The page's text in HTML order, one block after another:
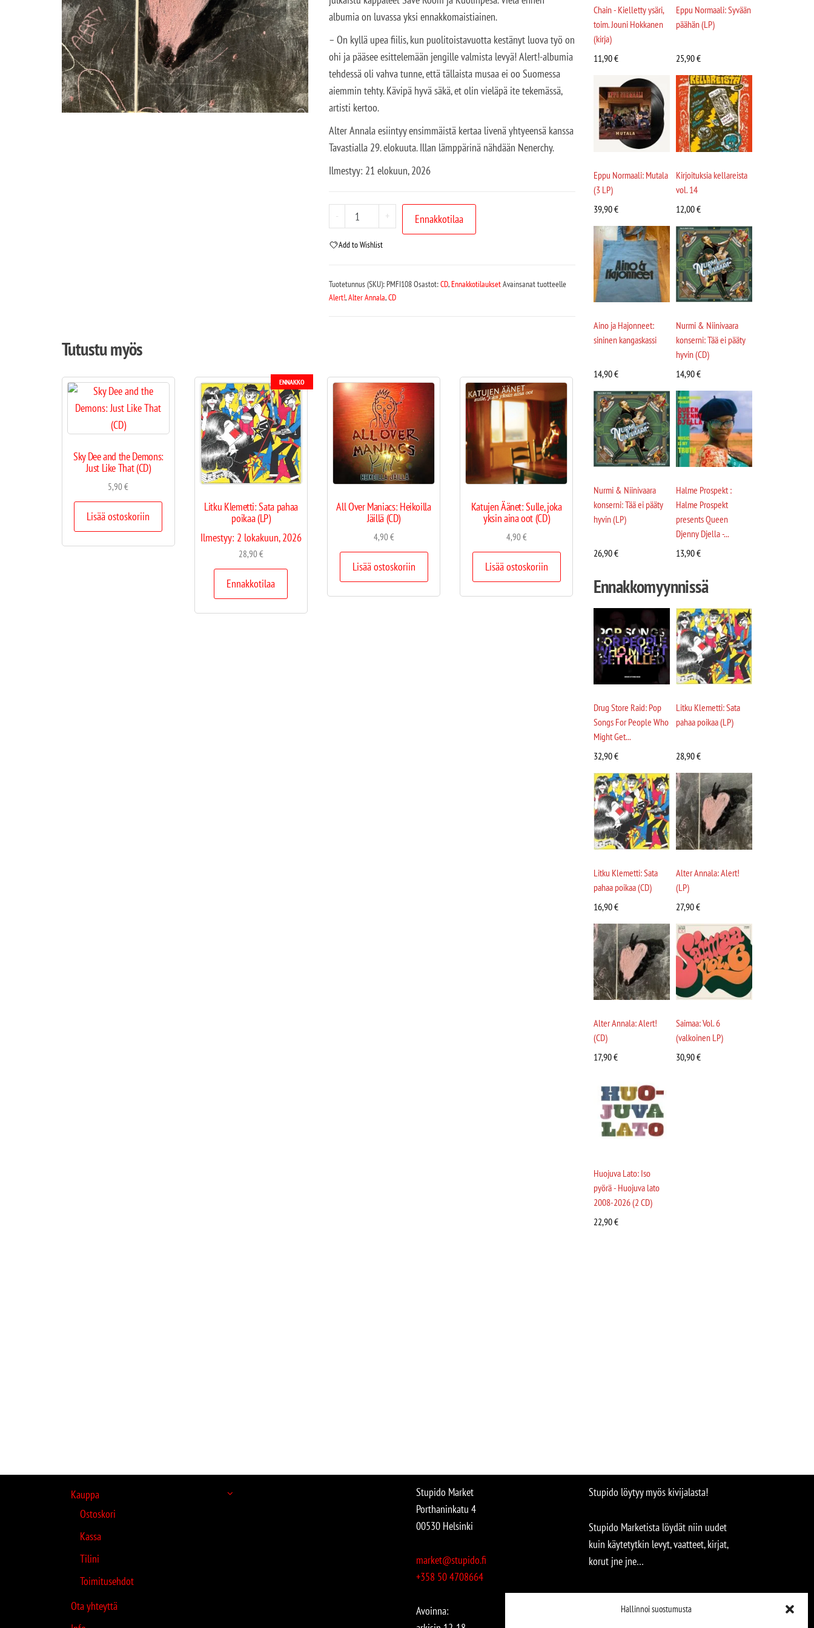
Hallinnoi suostumusta
albumia on luvassa yksi ennakkomaistiainen.
– On kyllä upea fiilis, kun puolitoistavuotta kestänyt luova työ on
ohi ja pääsee esittelemään jengille valmista levyä! Alert!-albumia
tehdessä oli vahva tunne, että tällaista musaa ei oo Suomessa
aiemmin tehty. Kävipä hyvä säkä, et olin vieläpä ite tekemässä,
artisti kertoo.
Alter Annala esiintyy ensimmäistä kertaa livenä yhtyeensä kanssa
Tavastialla 29. elokuuta. Illan lämppärinä nähdään Nenerchy.
Ilmestyy: 21 elokuun, 2026
- + Ennakkotilaa
Add to Wishlist
Tuotetunnus (SKU): PMFI108Osastot:CD,EnnakkotilauksetAvainsanat tuotteelle
Alert!,Alter Annala,CD
Tutustu myös
Sky Dee and the Demons:
Just Like That (CD)
5,90€
Lisää ostoskoriin
ENNAKKO
Litku Klemetti: Sata pahaa
poikaa (LP)
Ilmestyy: 2 lokakuun, 2026
28,90€
Ennakkotilaa
All Over Maniacs: Heikoilla
Jäillä (CD)
4,90€
Lisää ostoskoriin
Katujen Äänet: Sulle, joka
yksin aina oot (CD)
4,90€
Lisää ostoskoriin
Chain - Kielletty ysäri,
toim. Jouni Hokkanen
(kirja)
11,90€
Eppu Normaali: Syvään
päähän (LP)
25,90€
Eppu Normaali: Mutala
(3 LP)
39,90€
Kirjoituksia kellareista
vol. 14
12,00€
Aino ja Hajonneet:
sininen kangaskassi
14,90€
Nurmi & Niinivaara
konserni: Tää ei pääty
hyvin (CD)
14,90€
Nurmi & Niinivaara
konserni: Tää ei pääty
hyvin (LP)
26,90€
Halme Prospekt :
Halme Prospekt
presents Queen
Djenny Djella -...
13,90€
Ennakkomyynnissä
Drug Store Raid: Pop
Songs For People Who
Might Get...
32,90€
Litku Klemetti: Sata
pahaa poikaa (LP)
28,90€
Litku Klemetti: Sata
pahaa poikaa (CD)
16,90€
Alter Annala: Alert!
(LP)
27,90€
Alter Annala: Alert!
(CD)
17,90€
Saimaa: Vol. 6
(valkoinen LP)
30,90€
Huojuva Lato: Iso
pyörä - Huojuva lato
2008-2026 (2 CD)
22,90€
Kauppa
Ostoskori
Kassa
Tilini
Toimitusehdot
Ota yhteyttä
Stupido Market
Porthaninkatu 4
00530 Helsinki
market@stupido.fi
+358 50 4708664
Avoinna:
Stupido löytyy myös kivijalasta!
Stupido Marketista löydät niin uudet
kuin käytetytkin levyt, vaatteet, kirjat,
korut jne jne…